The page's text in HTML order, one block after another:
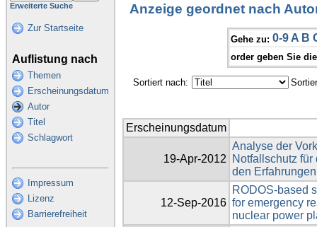
Erweiterte Suche
Zur Startseite
Auflistung nach
Themen
Erscheinungsdatum
Autor
Titel
Schlagwort
Impressum
Lizenz
Barrierefreiheit
Anzeige geordnet nach
Gehe zu: 0-9 A B
order geben Sie
Sortiert nach:
Erscheinungsdatum
19-Apr-2012
Analyse der
Notfallschutz
den
12-Sep-2016
RODOS-based
for emergency
nuclear power